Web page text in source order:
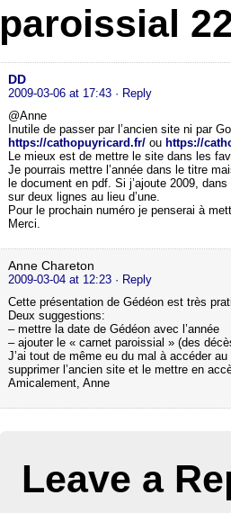
paroissial
DD
2009-03-06 at 17:43 · Reply
@Anne
Inutile de passer par l’ancien site ni par
https://cathopuyricard.fr/ ou https://
Le mieux est de mettre le site dans les
Je pourrais mettre l’année dans le titre
le document en pdf. Si j’ajoute 2009,
sur deux lignes au lieu d’une.
Pour le prochain numéro je penserai à
Merci.
Anne Chareton
2009-03-04 at 12:23 · Reply
Cette présentation de Gédéon est très
Deux suggestions:
– mettre la date de Gédéon avec l’année
– ajouter le « carnet paroissial » (des
J’ai tout de même eu du mal à accéder
supprimer l’ancien site et le mettre en
Amicalement, Anne
Leave a